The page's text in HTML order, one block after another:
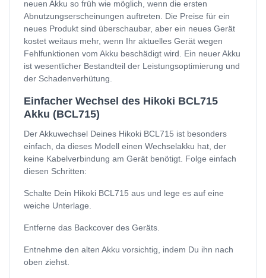
neuen Akku so früh wie möglich, wenn die ersten
Abnutzungserscheinungen auftreten. Die Preise für ein
neues Produkt sind überschaubar, aber ein neues Gerät
kostet weitaus mehr, wenn Ihr aktuelles Gerät wegen
Fehlfunktionen vom Akku beschädigt wird. Ein neuer Akku
ist wesentlicher Bestandteil der Leistungsoptimierung und
der Schadenverhütung.
Einfacher Wechsel des Hikoki BCL715
Akku (BCL715)
Der Akkuwechsel Deines Hikoki BCL715 ist besonders
einfach, da dieses Modell einen Wechselakku hat, der
keine Kabelverbindung am Gerät benötigt. Folge einfach
diesen Schritten:
Schalte Dein Hikoki BCL715 aus und lege es auf eine
weiche Unterlage.
Entferne das Backcover des Geräts.
Entnehme den alten Akku vorsichtig, indem Du ihn nach
oben ziehst.